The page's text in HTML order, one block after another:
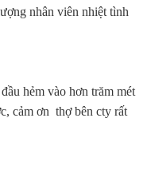
nhân viên nhiệt tình
hẻm vào hơn trăm mét
cảm ơn thợ bên cty rất